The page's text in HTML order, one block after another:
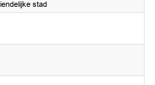
stad